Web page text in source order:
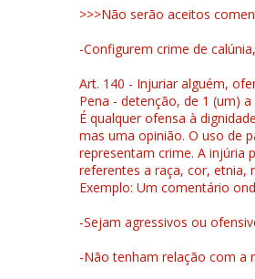
>>>Não serão aceitos
-Configurem crime de
Art. 140 - Injuriar alguém,
Pena - detenção, de 1 (um)
É qualquer ofensa à
mas uma opinião. O uso de
representam crime. A injúria
referentes a raça, cor, etnia,
Exemplo: Um comentário
-Sejam agressivos ou
-Não tenham relação com a